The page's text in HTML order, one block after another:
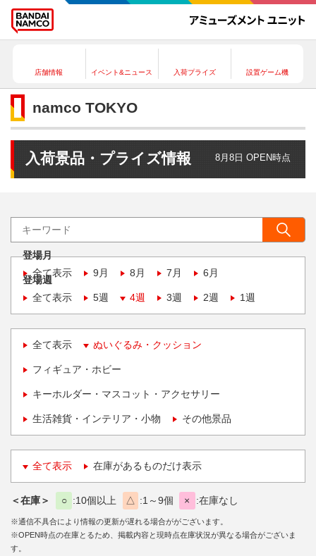
店舗情報 イベント&ニュース 入荷プライズ 設置ゲーム機
namco TOKYO
入荷景品・プライズ情報 8月8日 OPEN時点
登場月
全て表示
9月 8月 7月 6月
登場週
全て表示
5週 4週 3週 2週 1週
全て表示 ぬいぐるみ・クッション
フィギュア・ホビー
キーホルダー・マスコット・アクセサリー
生活雑貨・インテリア・小物 その他景品
全て表示 在庫があるものだけ表示
＜在庫＞ ○ 10個以上 △ 1～9個 × 在庫なし
※通信不具合により情報の更新が遅れる場合ががございます。
※OPEN時点の在庫とるため、掲載内容と現時点在庫状況が異なる場合がございま
す。